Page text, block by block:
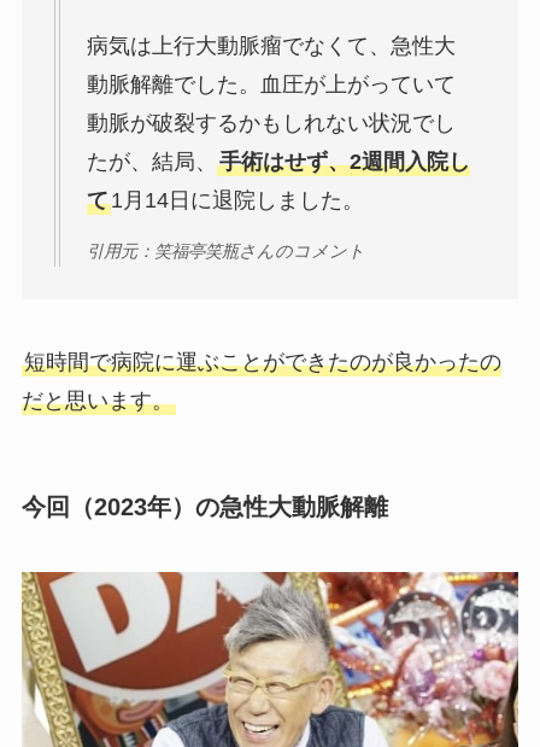
病気は上行大動脈瘤でなくて、急性大
動脈解離でした。血圧が上がっていて
動脈が破裂するかもしれない状況でし
たが、結局、 手術はせず、2週間入院し
て1月14日に退院しました。
引用元：笑福亭笑瓶さんのコメント
短時間で病院に運ぶことができたのが良かったの
だと思います。
今回（2023年）の急性大動脈解離